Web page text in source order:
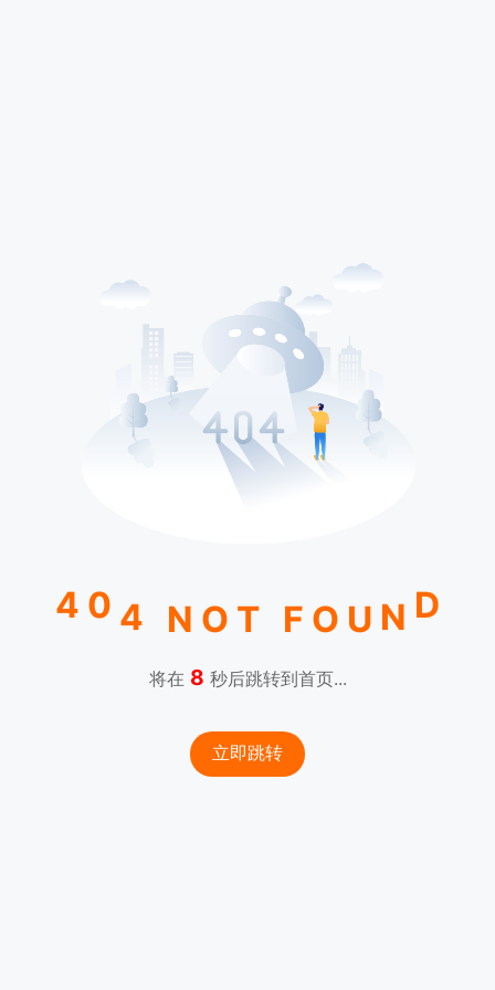
4 0 4 N O T F O U N D
将在 8 秒后跳转到首页...
立即跳转